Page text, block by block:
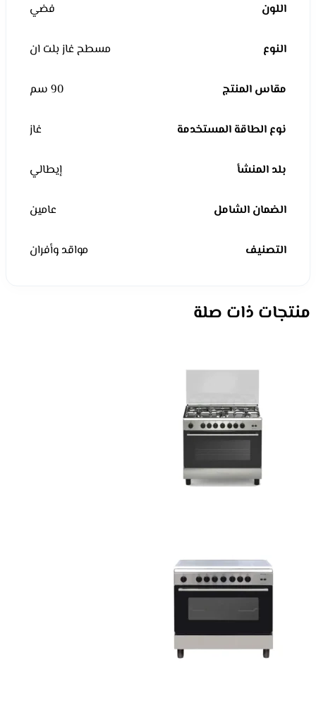
اللون فضي
النوع مسطح غاز بلت ان
مقاس المنتج 90 سم
نوع الطاقة المستخدمة غاز
بلد المنشأ إيطالي
الضمان الشامل عامين
التصنيف مواقد وأفران
منتجات ذات صلة